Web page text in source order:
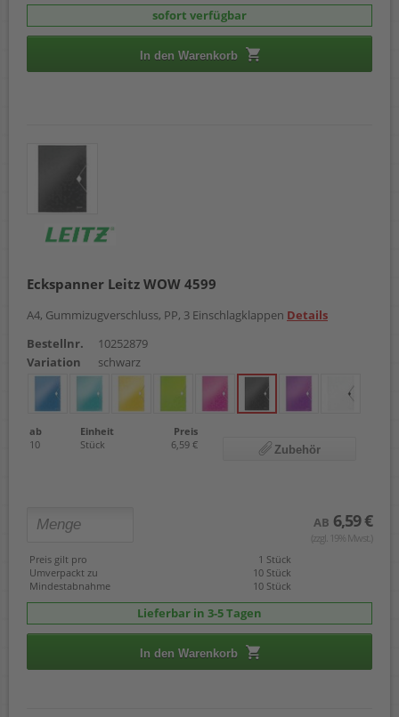
sofort verfügbar
In den Warenkorb
Eckspanner Leitz WOW 4599
A4, Gummizugverschluss, PP, 3 Einschlagklappen Details
Bestellnr.
10252879
Variation
schwarz
ab Einheit
Preis
10
Stück 6,59 € Zubehör
AB 6,59 €
(zzgl. 19% Mwst.)
Preis gilt pro
1 Stück
Umverpackt zu
10 Stück
Mindestabnahme
10 Stück
Lieferbar in 3-5 Tagen
In den Warenkorb